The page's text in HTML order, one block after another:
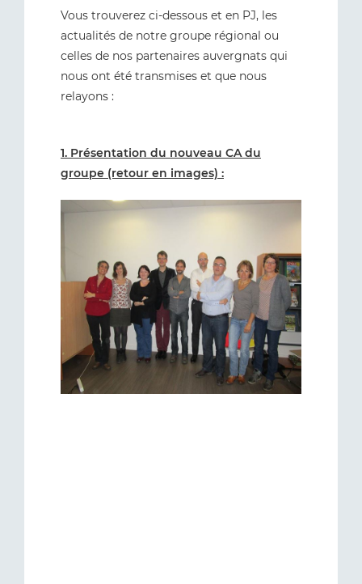
Vous trouverez ci-dessous et en PJ, les
actualités de notre groupe régional ou
celles de nos partenaires auvergnats qui
nous ont été transmises et que nous
relayons :
1. Présentation du nouveau CA du
groupe (retour en images) :